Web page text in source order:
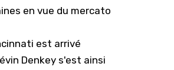
en vue du mercato
est arrivé
Denkey s'est ainsi